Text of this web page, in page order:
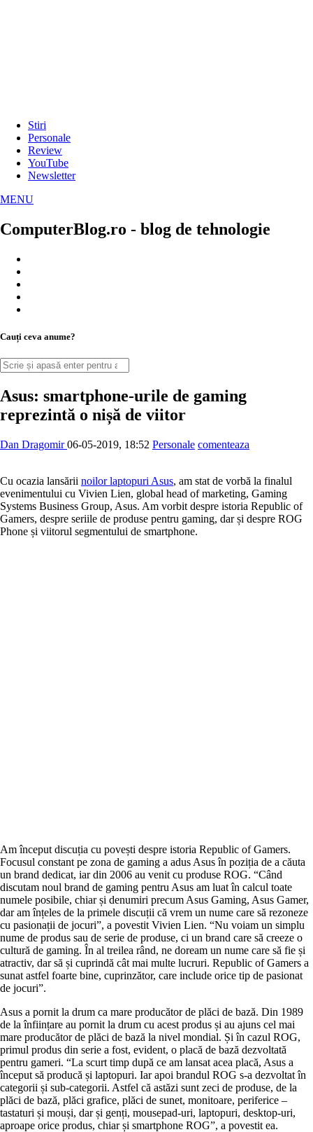
Stiri
Personale
Review
YouTube
Newsletter
MENU
ComputerBlog.ro - blog de tehnologie
Cauți ceva anume?
Asus: smartphone-urile de gaming
reprezintă o nișă de viitor
Dan Dragomir 06-05-2019, 18:52 Personale comenteaza
Cu ocazia lansării noilor laptopuri Asus, am stat de vorbă la finalul
evenimentului cu Vivien Lien, global head of marketing, Gaming
Systems Business Group, Asus. Am vorbit despre istoria Republic of
Gamers, despre seriile de produse pentru gaming, dar și despre ROG
Phone și viitorul segmentului de smartphone.
Am început discuția cu povești despre istoria Republic of Gamers.
Focusul constant pe zona de gaming a adus Asus în poziția de a căuta
un brand dedicat, iar din 2006 au venit cu produse ROG. “Când
discutam noul brand de gaming pentru Asus am luat în calcul toate
numele posibile, chiar și denumiri precum Asus Gaming, Asus Gamer,
dar am înțeles de la primele discuții că vrem un nume care să rezoneze
cu pasionații de jocuri”, a povestit Vivien Lien. “Nu voiam un simplu
nume de produs sau de serie de produse, ci un brand care să creeze o
cultură de gaming. În al treilea rând, ne doream un nume care să fie și
atractiv, dar să și cuprindă cât mai multe lucruri. Republic of Gamers a
sunat astfel foarte bine, cuprinzător, care include orice tip de pasionat
de jocuri”.
Asus a pornit la drum ca mare producător de plăci de bază. Din 1989
de la înființare au pornit la drum cu acest produs și au ajuns cel mai
mare producător de plăci de bază la nivel mondial. Și în cazul ROG,
primul produs din serie a fost, evident, o placă de bază dezvoltată
pentru gameri. “La scurt timp după ce am lansat acea placă, Asus a
început să producă și laptopuri. Iar apoi brandul ROG s-a dezvoltat în
categorii și sub-categorii. Astfel că astăzi sunt zeci de produse, de la
plăci de bază, plăci grafice, plăci de sunet, monitoare, periferice –
tastaturi și mouși, dar și genți, mousepad-uri, laptopuri, desktop-uri,
aproape orice produs, chiar și smartphone ROG”, a povestit ea.